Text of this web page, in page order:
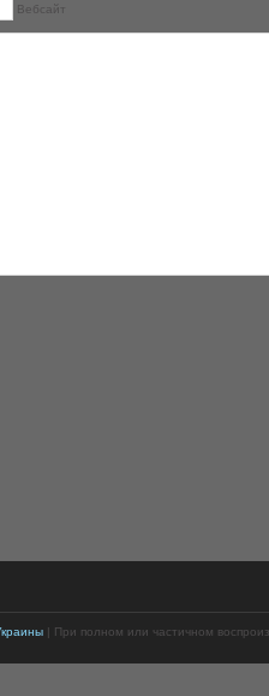
Вебсайт
| При полном или частичном